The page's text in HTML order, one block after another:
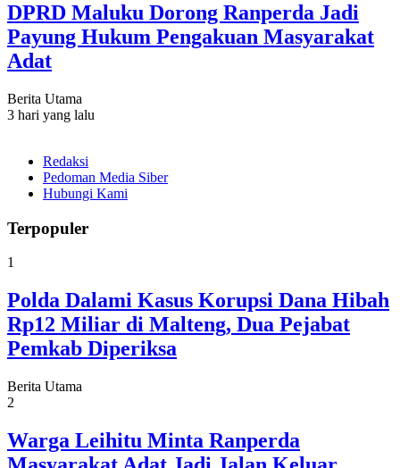
DPRD Maluku Dorong Ranperda Jadi
Payung Hukum Pengakuan Masyarakat
Adat
Berita Utama
3 hari yang lalu
Redaksi
Pedoman Media Siber
Hubungi Kami
Terpopuler
1
Polda Dalami Kasus Korupsi Dana Hibah
Rp12 Miliar di Malteng, Dua Pejabat
Pemkab Diperiksa
Berita Utama
2
Warga Leihitu Minta Ranperda